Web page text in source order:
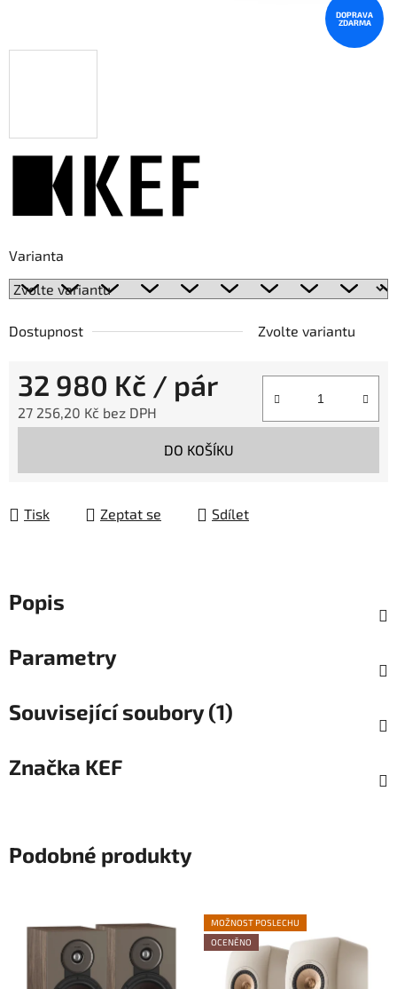
Varianta
Dostupnost Zvolte variantu
32 980 Kč / pár
27 256,20 Kč bez DPH
DO KOŠÍKU
Tisk Zeptat se Sdílet
DOPRAVA
ZDARMA
Popis
Parametry
Související soubory (1)
Značka KEF
Podobné produkty
MOŽNOST POSLECHU
OCENĚNO